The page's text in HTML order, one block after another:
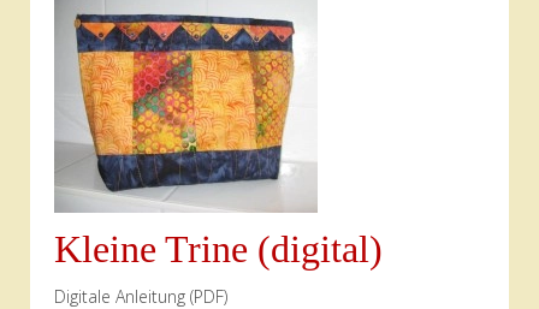
Kleine Trine (digital)
Digitale Anleitung (PDF)